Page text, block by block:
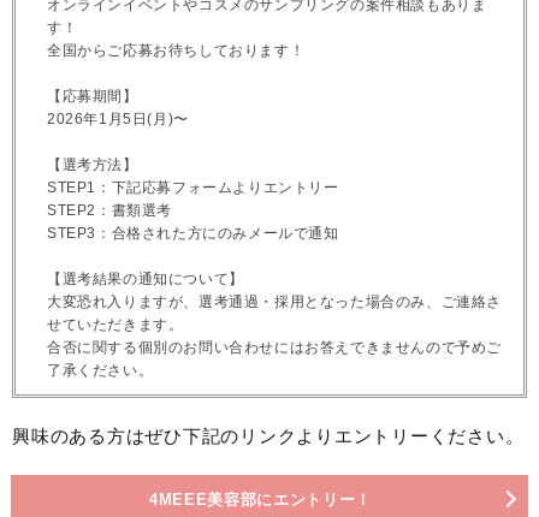
オンラインイベントやコスメのサンプリングの案件相談もありま
す！
全国からご応募お待ちしております！
【応募期間】
2026年1月5日(月)〜
【選考方法】
STEP1：下記応募フォームよりエントリー
STEP2：書類選考
STEP3：合格された方にのみメールで通知
【選考結果の通知について】
大変恐れ入りますが、選考通過・採用となった場合のみ、ご連絡さ
せていただきます。
合否に関する個別のお問い合わせにはお答えできませんので予めご
了承ください。
興味のある方はぜひ下記のリンクよりエントリーください。
4MEEE美容部にエントリー！